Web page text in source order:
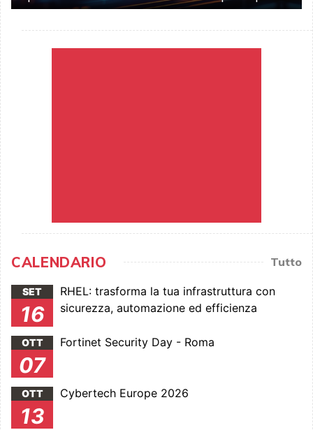
CALENDARIO Tutto
SET
16
RHEL: trasforma la tua infrastruttura con
sicurezza, automazione ed efficienza
OTT
07
Fortinet Security Day - Roma
OTT
13
Cybertech Europe 2026